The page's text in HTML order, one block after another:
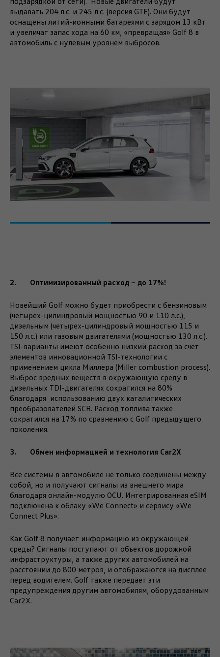
выдавать 204 л.с. и 245 л.с. (версия GTE). Они будут
оснащены литий-ионными батареями с зарядом 13 кВт
и увеличат запас хода на 60 км, «превращая» Golf 8 в
автомобиль с нулевым уровнем выбросов.
2. Оптимизированный расход – до 17%!
Новейший Golf можно будет приобрести с бензиновым
(четырех-цилиндровый мощностью 90 и 110 л.с.),
дизельным (четырех-цилиндровый мощностью 115 и
150 л.с.) или газовым двигателями (мощностью 130 л.с.).
TSI-варианты имеют особенно низкий расход за счет
элементов инновационной TSI-технологии с
применением цикла Миллера (Miller combustion process).
Выброс вредных веществ в окружающую среду в
дизельных TDI-двигателях сократился на 80%
благодаря использованию двух каталитических
преобразователей SCR. Расход топлива также
сократился на 17% по сравнению с Golf предыдущего
поколения.
3. Обмен информацией и технология Car2X
Все системы в автомобиле не только соединены между
собой, но и получают сигналы из внешнего мира
благодаря онлайн-модулю OCU. Интегрированная eSIM
подключена к облаку «We Connect» и сервису «We
Connect Plus».
Как Golf 8 получает информацию из окружающей
среды? Сигналы поступают от объектов дорожной
инфраструктуры, а также других автомобилей на
расстоянии до 800 метров, и отображаются на дисплее
перед водителем. Golf также передает эти
предупреждения другим автомобилям, оборудованным
Car2X.